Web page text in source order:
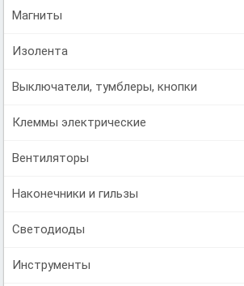
Магниты
Изолента
Выключатели, тумблеры, кнопки
Клеммы электрические
Вентиляторы
Наконечники и гильзы
Светодиоды
Инструменты